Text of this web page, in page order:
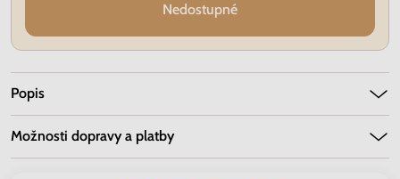
Nedostupné
Popis
Možnosti dopravy a platby